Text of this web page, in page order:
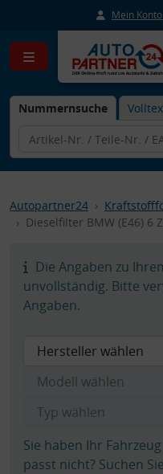
Mein Konto
Nummernsuche
Autopartner24
Dieselfilter BMW (E46) 6
Die Angaben zu
unvollständig. Bitte
Angaben.
Sie haben Ihr
passt nicht? Suchen